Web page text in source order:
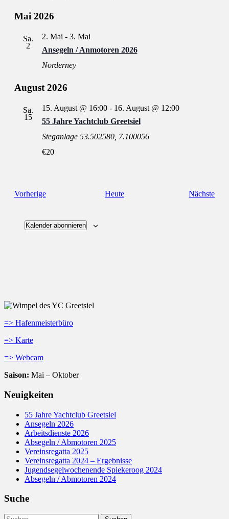
Mai 2026
Sa.
2
Ansegeln / Anmotoren 2026
2. Mai - 3. Mai
Norderney
August 2026
Sa.
15
55 Jahre Yachtclub Greetsiel
15. August @ 16:00- 16. August @ 12:00
Steganlage 53.502580, 7.100056
€20
VorherigeVeranstaltungen Heute Nächste
Kalender abonnieren
=> Hafenmeisterbüro
=> Karte
=> Webcam
Saison: Mai – Oktober
Neuigkeiten
55 Jahre Yachtclub Greetsiel
Ansegeln 2026
Arbeitsdienste 2026
Absegeln / Abmotoren 2025
Vereinsregatta 2025
Vereinsregatta 2024 – Ergebnisse
Jugendsegelwochenende Spiekeroog 2024
Absegeln / Abmotoren 2024
Suche